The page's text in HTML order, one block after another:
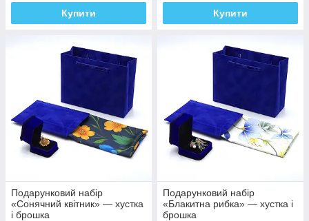
Купити Купити
Подарунковий набір
«Сонячний квітник» — хустка
і брошка
Подарунковий набір
«Блакитна рибка» — хустка і
брошка